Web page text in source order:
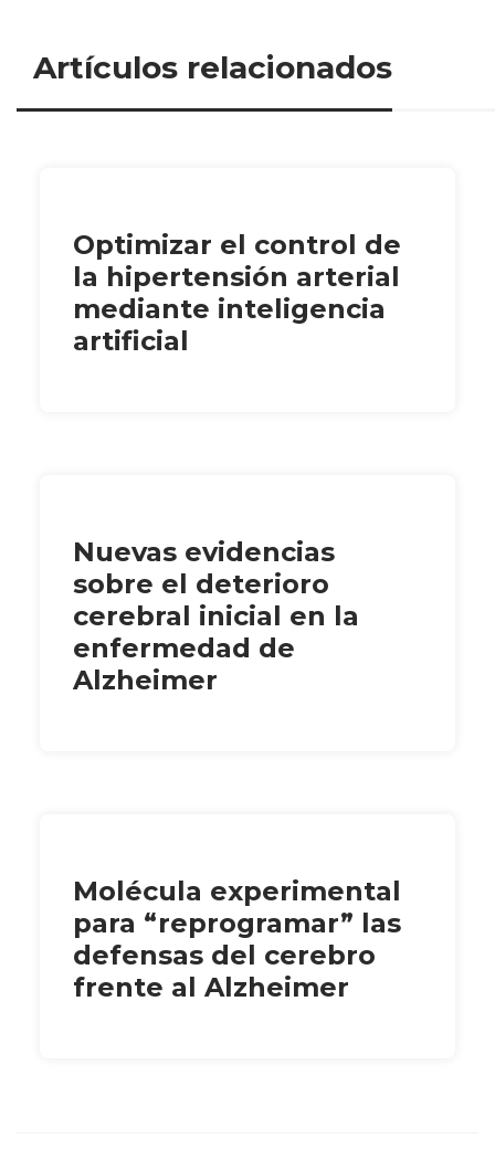
Artículos relacionados
Optimizar el control de
la hipertensión arterial
mediante inteligencia
artificial
Nuevas evidencias
sobre el deterioro
cerebral inicial en la
enfermedad de
Alzheimer
Molécula experimental
para “reprogramar” las
defensas del cerebro
frente al Alzheimer